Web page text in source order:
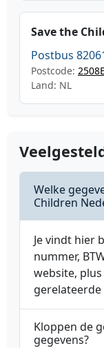
Save the
Postbus
Postcode:
Land: NL
Welke
Children
Je vindt hier
nummer,
website,
Kloppen de
gegevens?